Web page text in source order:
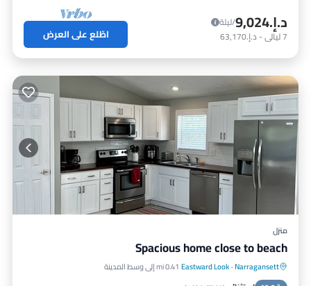
د.إ.‏9,024
/ليلة
7ليالي- د.إ.‏63,170 اطّلع على العرض
منزل
Spacious home close to beach
Narragansett
·
Eastward Look 0.41 mi إلى وسط المدينة
مواجه للمحيط
موقف سيارات